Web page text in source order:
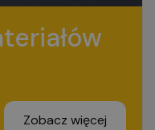
Zobacz więcej